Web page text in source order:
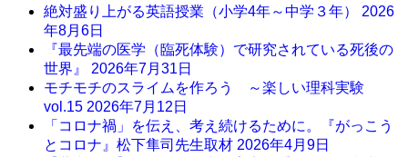
絶対盛り上がる英語授業（小学4年～中学３年） 2026
年8月6日
『最先端の医学（臨死体験）で研究されている死後の
世界』 2026年7月31日
モチモチのスライムを作ろう ～楽しい理科実験
vol.15 2026年7月12日
「コロナ禍」を伝え、考え続けるために。『がっこう
とコロナ』松下隼司先生取材 2026年4月9日